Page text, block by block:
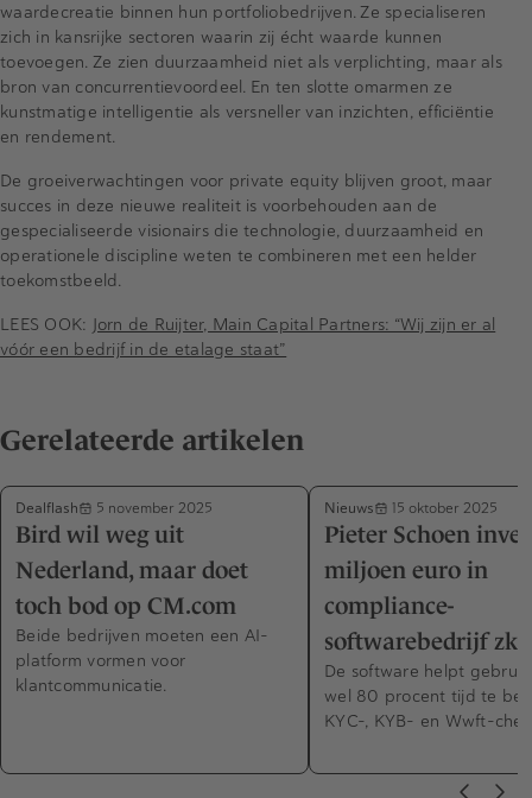
waardecreatie binnen hun portfoliobedrijven. Ze specialiseren
zich in kansrijke sectoren waarin zij écht waarde kunnen
toevoegen. Ze zien duurzaamheid niet als verplichting, maar als
bron van concurrentievoordeel. En ten slotte omarmen ze
kunstmatige intelligentie als versneller van inzichten, efficiëntie
en rendement.
De groeiverwachtingen voor private equity blijven groot, maar
succes in deze nieuwe realiteit is voorbehouden aan de
gespecialiseerde visionairs die technologie, duurzaamheid en
operationele discipline weten te combineren met een helder
toekomstbeeld.
LEES OOK: Jorn de Ruijter, Main Capital Partners: “Wij zijn er al
vóór een bedrijf in de etalage staat”
Gerelateerde artikelen
Dealflash 5 november 2025
Bird wil weg uit
Nederland, maar doet
toch bod op CM.com
Beide bedrijven moeten een AI-
platform vormen voor
klantcommunicatie.
Nieuws 15 oktober 2025
Pieter Schoen
miljoen euro in
compliance-
softwarebedrijf zkr
De software helpt
wel 80 procent tijd te
KYC-, KYB- en Wwft-